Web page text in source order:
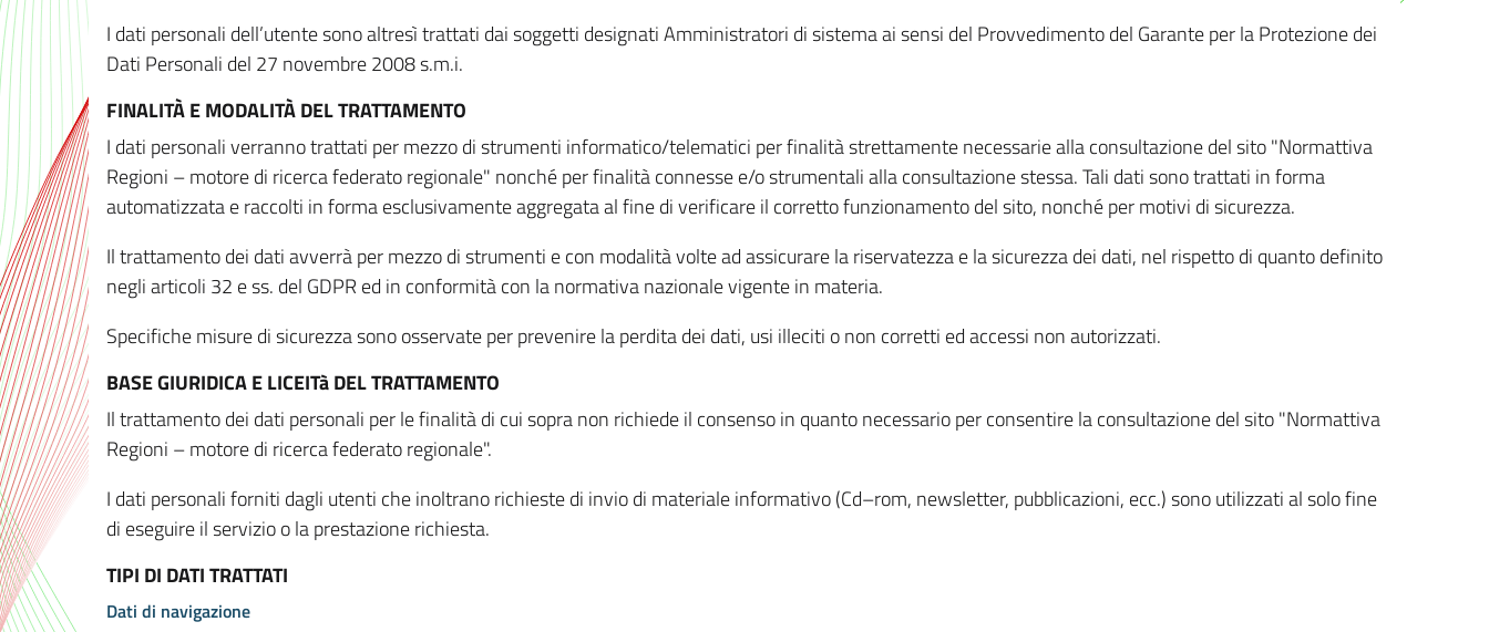
I dati personali dell’utente sono altresì trattati dai soggetti designati Amministratori di sistema ai sensi del Provvedimento del Garante per la Protezione dei
Dati Personali del 27 novembre 2008 s.m.i.
FINALITÀ E MODALITÀ DEL TRATTAMENTO
I dati personali verranno trattati per mezzo di strumenti informatico/telematici per finalità strettamente necessarie alla consultazione del sito "Normattiva
Regioni – motore di ricerca federato regionale" nonché per finalità connesse e/o strumentali alla consultazione stessa. Tali dati sono trattati in forma
automatizzata e raccolti in forma esclusivamente aggregata al fine di verificare il corretto funzionamento del sito, nonché per motivi di sicurezza.
Il trattamento dei dati avverrà per mezzo di strumenti e con modalità volte ad assicurare la riservatezza e la sicurezza dei dati, nel rispetto di quanto definito
negli articoli 32 e ss. del GDPR ed in conformità con la normativa nazionale vigente in materia.
Specifiche misure di sicurezza sono osservate per prevenire la perdita dei dati, usi illeciti o non corretti ed accessi non autorizzati.
BASE GIURIDICA E LICEITà DEL TRATTAMENTO
Il trattamento dei dati personali per le finalità di cui sopra non richiede il consenso in quanto necessario per consentire la consultazione del sito "Normattiva
Regioni – motore di ricerca federato regionale".
I dati personali forniti dagli utenti che inoltrano richieste di invio di materiale informativo (Cd–rom, newsletter, pubblicazioni, ecc.) sono utilizzati al solo fine
di eseguire il servizio o la prestazione richiesta.
TIPI DI DATI TRATTATI
Dati di navigazione